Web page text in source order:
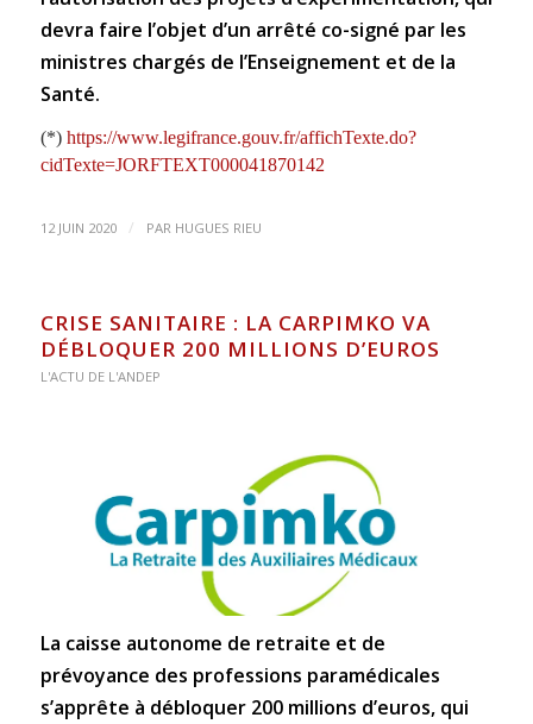
devra faire l’objet d’un arrêté co-signé par les
ministres chargés de l’Enseignement et de la
Santé.
(*) https://www.legifrance.gouv.fr/affichTexte.do?
cidTexte=JORFTEXT000041870142
12 JUIN 2020 / PAR HUGUES RIEU
CRISE SANITAIRE : LA CARPIMKO VA
DÉBLOQUER 200 MILLIONS D’EUROS
L'ACTU DE L'ANDEP
La caisse autonome de retraite et de
prévoyance des professions paramédicales
s’apprête à débloquer 200 millions d’euros, qui